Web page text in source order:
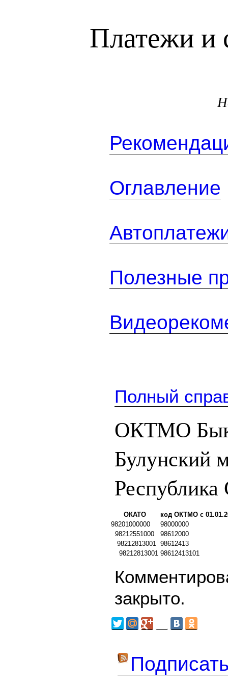
Платежи и
Оглавление
Полезные
Полный
ОКТМО
Булунский
ОКАТО
код ОКТМО с
98201000000
98000000
98212551000
98612000
98212813001 98612413
98212813001 98612413101
закрыто.